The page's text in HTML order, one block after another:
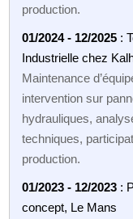
production.
01/2024 - 12/2025 :
Industrielle chez
Maintenance
intervention sur
hydrauliques,
techniques,
production.
01/2023 - 12/2023 :
concept, Le Mans